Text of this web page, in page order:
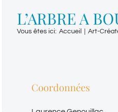
L’ARBRE A
Vous êtes ici: Accueil Art-
Coordonnées